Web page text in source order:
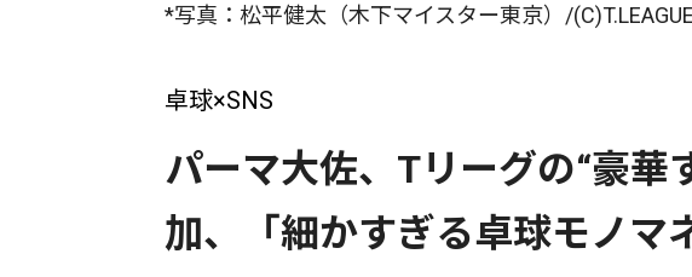
*写真：松平健太（木下マイスター東京）/(C)T.LEAGUE
卓球×SNS
パーマ大佐、Tリーグの“豪華
加、「細かすぎる卓球モノマ